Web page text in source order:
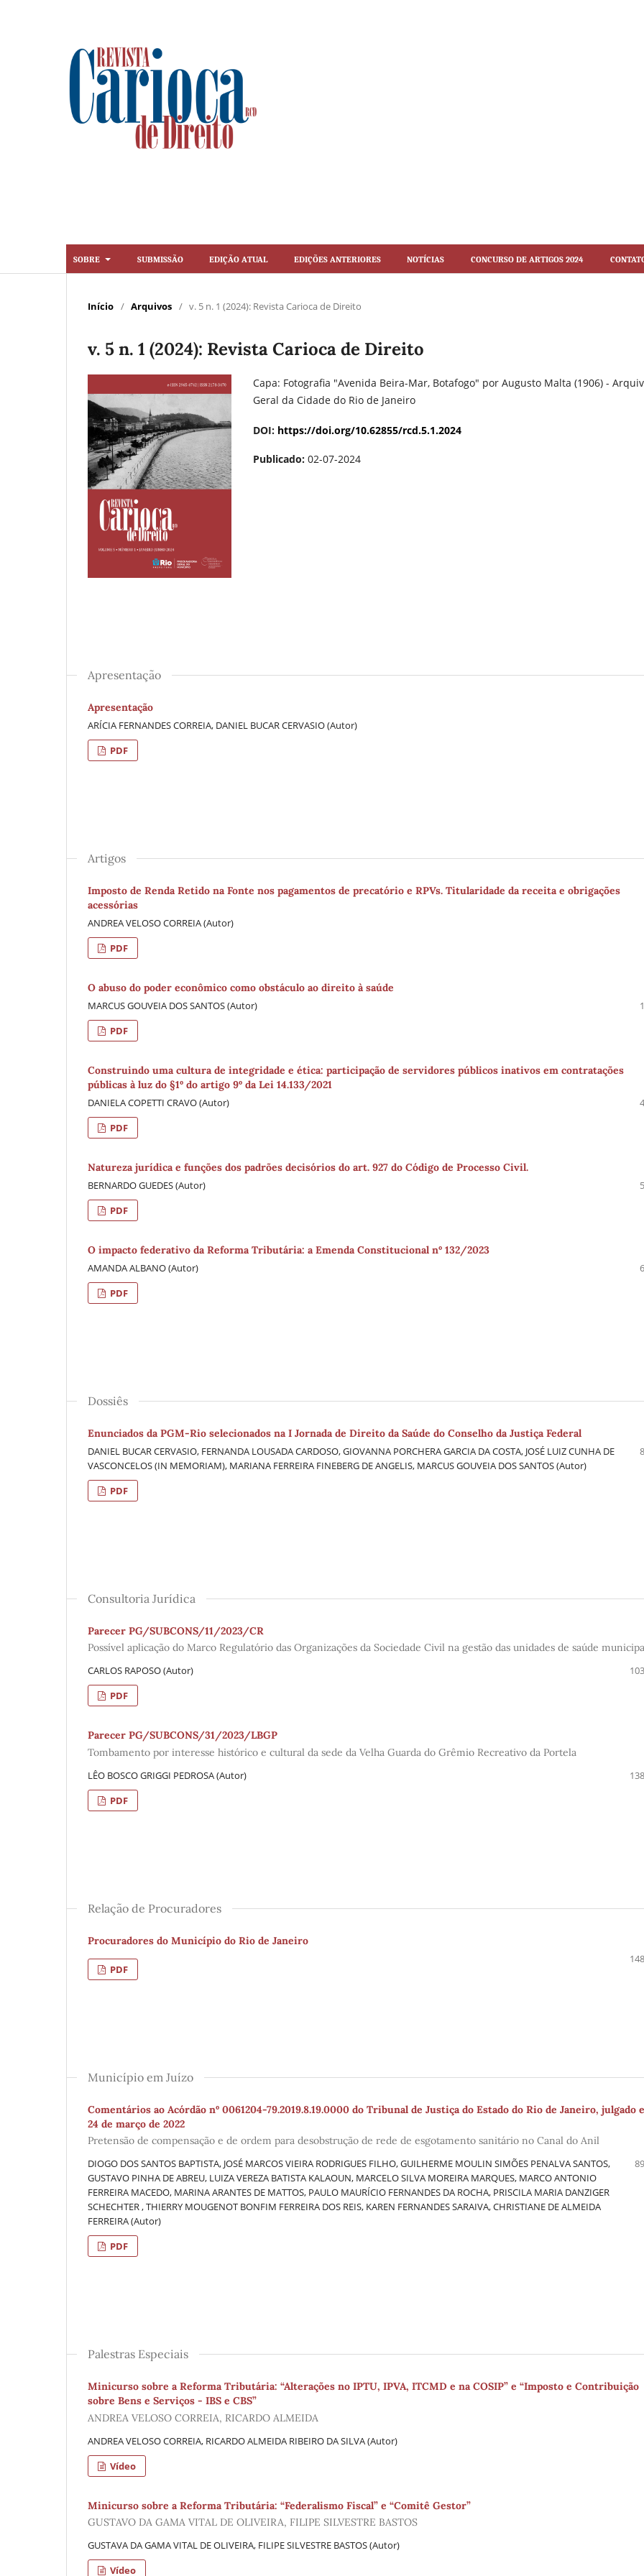
Sobre Submissão Edição Atual Edições Anteriores Notícias Concurso de artigos 2024
Início / Arquivos / v. 5 n. 1 (2024): Revista Carioca de Direito
v. 5 n. 1 (2024): Revista Carioca de Direito
Capa: Fotografia "Avenida Beira-Mar, Botafogo" por Augusto Malta (1906) -
Geral da Cidade do Rio de Janeiro
DOI: https://doi.org/10.62855/rcd.5.1.2024
Publicado: 02-07-2024
Apresentação
Apresentação
ARÍCIA FERNANDES CORREIA, DANIEL BUCAR CERVASIO (Autor)
PDF
Artigos
Imposto de Renda Retido na Fonte nos pagamentos de precatório e RPVs. Titularidade da receita e obrigações
acessórias
ANDREA VELOSO CORREIA (Autor)
PDF
O abuso do poder econômico como obstáculo ao direito à saúde
MARCUS GOUVEIA DOS SANTOS (Autor)
PDF
Construindo uma cultura de integridade e ética: participação de servidores públicos inativos em contratações
públicas à luz do §1º do artigo 9º da Lei 14.133/2021
DANIELA COPETTI CRAVO (Autor)
PDF
Natureza jurídica e funções dos padrões decisórios do art. 927 do Código de Processo Civil.
BERNARDO GUEDES (Autor)
PDF
O impacto federativo da Reforma Tributária: a Emenda Constitucional nº 132/2023
AMANDA ALBANO (Autor)
PDF
Dossiês
Enunciados da PGM-Rio selecionados na I Jornada de Direito da Saúde do Conselho da Justiça Federal
DANIEL BUCAR CERVASIO, FERNANDA LOUSADA CARDOSO, GIOVANNA PORCHERA GARCIA DA COSTA, JOSÉ LUIZ CUNHA DE
VASCONCELOS (IN MEMORIAM), MARIANA FERREIRA FINEBERG DE ANGELIS, MARCUS GOUVEIA DOS SANTOS (Autor)
PDF
Consultoria Jurídica
Parecer PG/SUBCONS/11/2023/CR
Possível aplicação do Marco Regulatório das Organizações da Sociedade Civil na gestão das unidades de saúde
CARLOS RAPOSO (Autor)
PDF
Parecer PG/SUBCONS/31/2023/LBGP
Tombamento por interesse histórico e cultural da sede da Velha Guarda do Grêmio Recreativo da Portela
LÊO BOSCO GRIGGI PEDROSA (Autor)
PDF
Relação de Procuradores
Procuradores do Município do Rio de Janeiro
PDF
Município em Juízo
Comentários ao Acórdão nº 0061204-79.2019.8.19.0000 do Tribunal de Justiça do Estado do Rio de Janeiro, julgado
24 de março de 2022
Pretensão de compensação e de ordem para desobstrução de rede de esgotamento sanitário no Canal do Anil
DIOGO DOS SANTOS BAPTISTA, JOSÉ MARCOS VIEIRA RODRIGUES FILHO, GUILHERME MOULIN SIMÕES PENALVA SANTOS,
GUSTAVO PINHA DE ABREU, LUIZA VEREZA BATISTA KALAOUN, MARCELO SILVA MOREIRA MARQUES, MARCO ANTONIO
FERREIRA MACEDO, MARINA ARANTES DE MATTOS, PAULO MAURÍCIO FERNANDES DA ROCHA, PRISCILA MARIA DANZIGER
SCHECHTER , THIERRY MOUGENOT BONFIM FERREIRA DOS REIS, KAREN FERNANDES SARAIVA, CHRISTIANE DE ALMEIDA
FERREIRA (Autor)
PDF
Palestras Especiais
Minicurso sobre a Reforma Tributária: “Alterações no IPTU, IPVA, ITCMD e na COSIP” e “Imposto e Contribuição
sobre Bens e Serviços - IBS e CBS”
ANDREA VELOSO CORREIA, RICARDO ALMEIDA
ANDREA VELOSO CORREIA, RICARDO ALMEIDA RIBEIRO DA SILVA (Autor)
Vídeo
Minicurso sobre a Reforma Tributária: “Federalismo Fiscal” e “Comitê Gestor”
GUSTAVO DA GAMA VITAL DE OLIVEIRA, FILIPE SILVESTRE BASTOS
GUSTAVA DA GAMA VITAL DE OLIVEIRA, FILIPE SILVESTRE BASTOS (Autor)
Vídeo